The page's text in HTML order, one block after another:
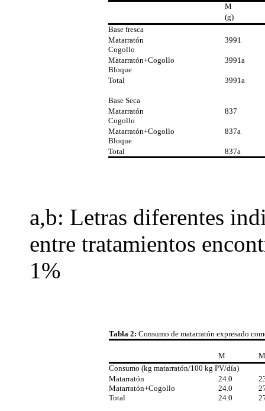
M
(g)
Base fresca
Matarratón
3991
Cogollo
Matarratón+Cogollo
3991a
Bloque
Total
3991a
Base Seca
Matarratón
837
Cogollo
Matarratón+Cogollo
837a
Bloque
Total
837a
a,b: Letras diferentes
entre tratamientos
1%
Tabla 2: Consumo de matarratón expresado
M
Consumo (kg matarratón/100 kg PV/día)
Matarratón
24.0
Matarratón+Cogollo
24.0
Total
24.0